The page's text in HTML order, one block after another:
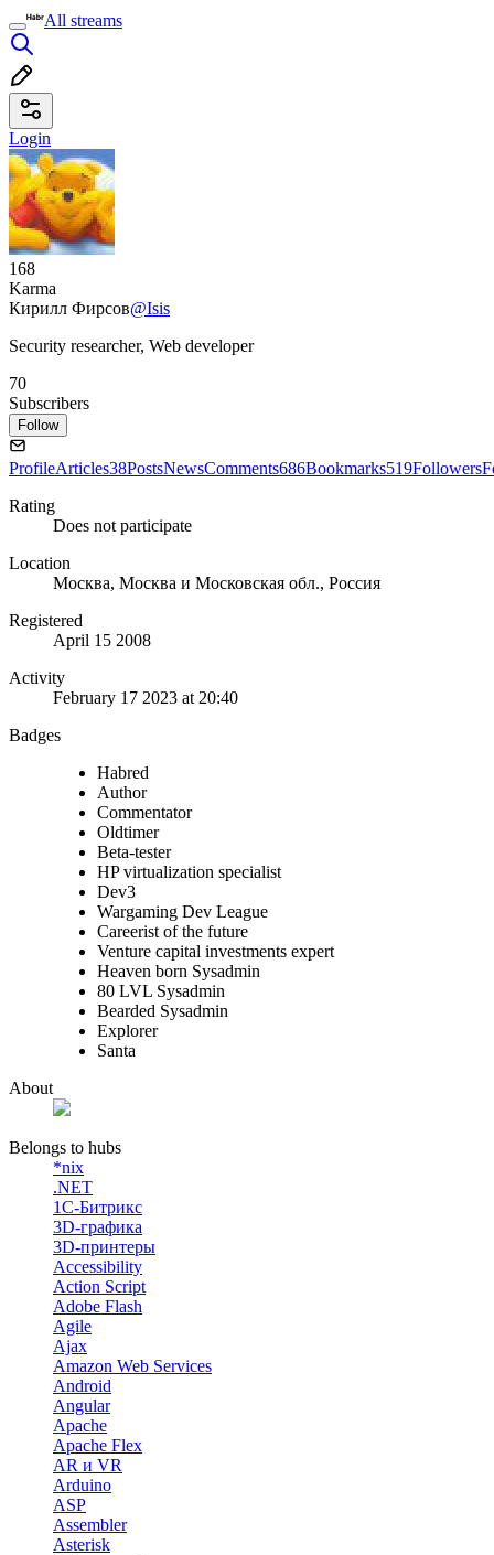
All streams
Login
168
Karma
Кирилл Фирсов@Isis
Security researcher, Web developer
70
Subscribers
Follow
ProfileArticles38PostsNewsComments686Bookmarks519Followers
Rating
Does not participate
Location
Москва, Москва и Московская обл., Россия
Registered
April 15 2008
Activity
February 17 2023 at 20:40
Badges
Habred
Author
Commentator
Oldtimer
Beta-tester
HP virtualization specialist
Dev3
Wargaming Dev League
Careerist of the future
Venture capital investments expert
Heaven born Sysadmin
80 LVL Sysadmin
Bearded Sysadmin
Explorer
Santa
About
Belongs to hubs
*nix
.NET
1С-Битрикс
3D-графика
3D-принтеры
Accessibility
Action Script
Adobe Flash
Agile
Ajax
Amazon Web Services
Android
Angular
Apache
Apache Flex
AR и VR
Arduino
ASP
Assembler
Asterisk